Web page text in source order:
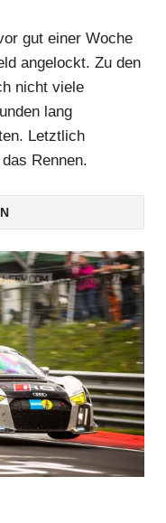
gut einer Woche
angelockt. Zu den
nicht viele
lang
Letztlich
Rennen.